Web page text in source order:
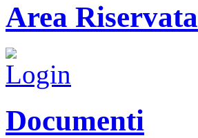
Area Riservata
Documenti